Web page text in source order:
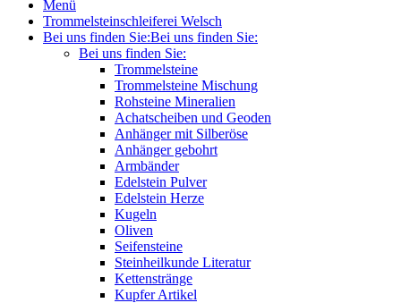
Menü
Trommelsteinschleiferei Welsch
Bei uns finden Sie:Bei uns finden Sie:
Bei uns finden Sie:
Trommelsteine
Trommelsteine Mischung
Rohsteine Mineralien
Achatscheiben und Geoden
Anhänger mit Silberöse
Anhänger gebohrt
Armbänder
Edelstein Pulver
Edelstein Herze
Kugeln
Oliven
Seifensteine
Steinheilkunde Literatur
Kettenstränge
Kupfer Artikel